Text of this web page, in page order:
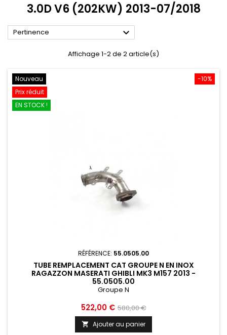
3.0D V6 (202KW) 2013-07/2018
Pertinence 
Affichage 1-2 de 2 article(s)
-10%
Nouveau
Prix réduit
EN STOCK !
RÉFÉRENCE: 55.0505.00
TUBE REMPLACEMENT CAT GROUPE N EN INOX
RAGAZZON MASERATI GHIBLI MK3 M157 2013 -
55.0505.00
Groupe N
Prix
522,00 € Prix
de
580,00 €
 Ajouter au panier